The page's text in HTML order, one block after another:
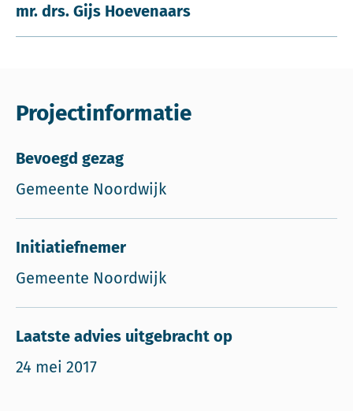
mr. drs. Gijs Hoevenaars
Projectinformatie
Bevoegd gezag
Gemeente Noordwijk
Initiatiefnemer
Gemeente Noordwijk
Laatste advies uitgebracht op
24 mei 2017